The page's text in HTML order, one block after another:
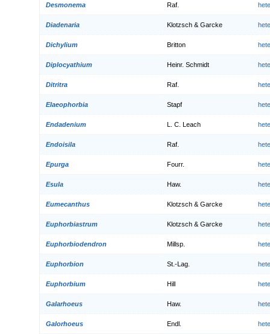
Desmonema Raf.
Diadenaria Klotzsch & Garcke
Dichylium Britton
Diplocyathium Heinr. Schmidt
Ditritra Raf.
Elaeophorbia Stapf
Endadenium L. C. Leach
Endoisila Raf.
Epurga Fourr.
Esula Haw.
Eumecanthus Klotzsch & Garcke
Euphorbiastrum Klotzsch & Garcke
Euphorbiodendron Millsp.
Euphorbion St.-Lag.
Euphorbium Hill
Galarhoeus Haw.
Galorhoeus Endl.